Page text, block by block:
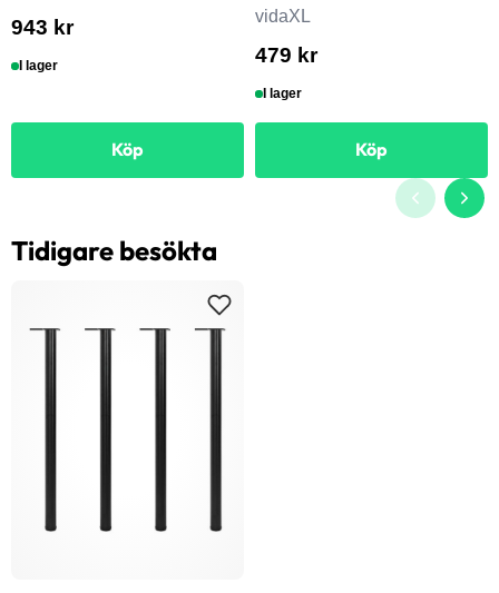
943 kr
I lager
Köp
vidaXL
479 kr
I lager
Köp
Tidigare besökta